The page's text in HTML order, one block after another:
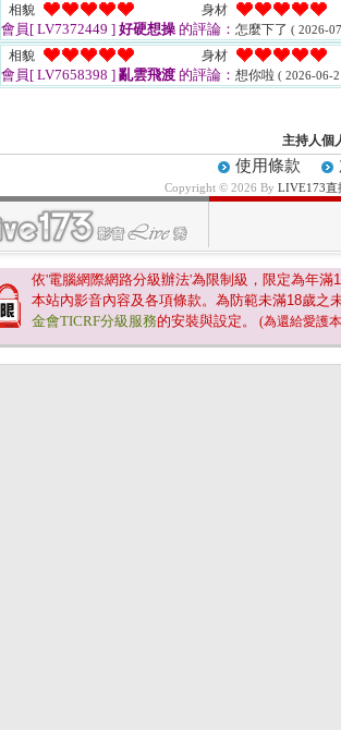
相貌 身材
會員[ LV7372449 ] 好硬想操 的評論： 怎麼下了 ( 2026-
相貌 身材
會員[ LV7658398 ] 亂雲飛渡 的評論： 想你啦 ( 2026-06-
主持人個
使用條款
Copyright © 2026 By LIVE173直
依'電腦網際網路分級辦法'為限制級，限定為年滿
本站內影音內容及各項條款。為防範未滿18歲之
金會TICRF分級服務的安裝與設定。 (為還給愛護